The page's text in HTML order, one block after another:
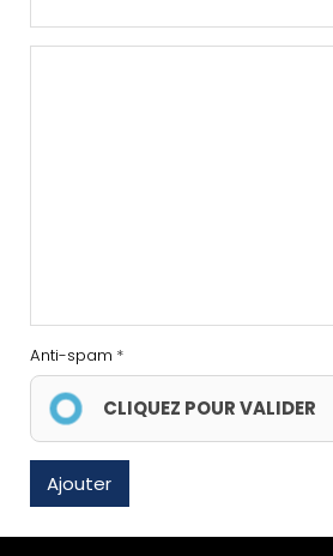
Anti-spam
CLIQUEZ POUR VALIDER
Ajouter